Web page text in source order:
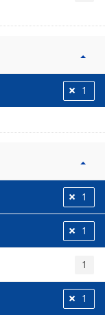
1
1
1
1
1